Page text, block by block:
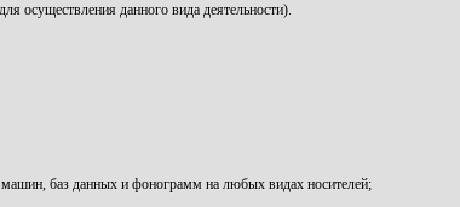
осуществления данного вида деятельности).
баз данных и фонограмм на любых видах носителей;